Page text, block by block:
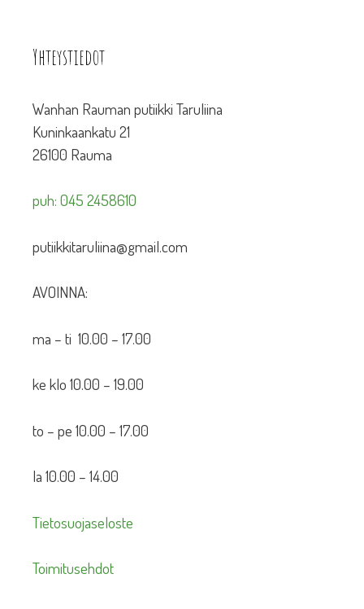
Yhteystiedot
Wanhan Rauman putiikki Taruliina
Kuninkaankatu 21
26100 Rauma
puh: 045 2458610
putiikkitaruliina@gmail.com
AVOINNA:
ma – ti 10.00 – 17.00
ke klo 10.00 – 19.00
to – pe 10.00 – 17.00
la 10.00 – 14.00
Tietosuojaseloste
Toimitusehdot